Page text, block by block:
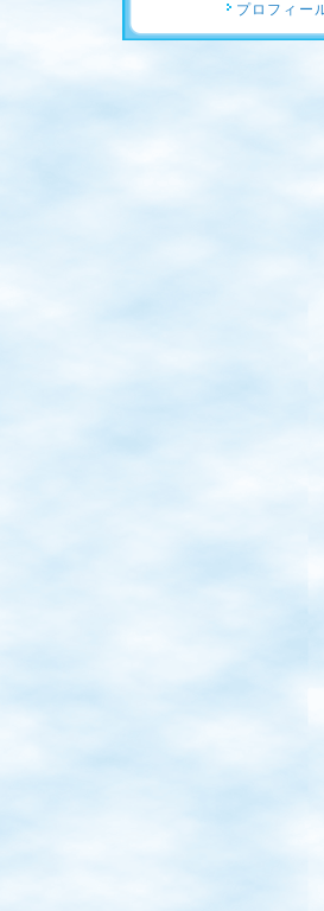
プロフィー